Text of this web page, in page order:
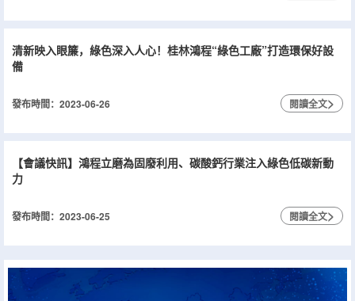
清新映入眼簾，綠色深入人心！桂林鴻程“綠色工廠”打造環保好設
備
發布時間：2023-06-26 閱讀全文>
【會議快訊】鴻程立磨為固廢利用、碳酸鈣行業注入綠色低碳新動
力
發布時間：2023-06-25 閱讀全文>